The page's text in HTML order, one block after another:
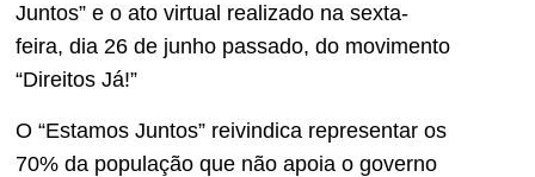
Juntos” e o ato virtual realizado na sexta-
feira, dia 26 de junho passado, do movimento
“Direitos Já!”
O “Estamos Juntos” reivindica representar os
70% da população que não apoia o governo